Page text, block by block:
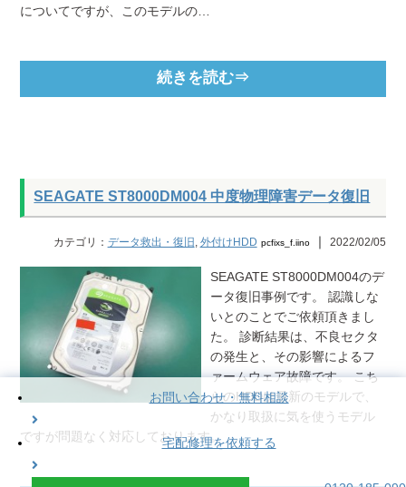
についてですが、このモデルの…
続きを読む⇒
SEAGATE ST8000DM004 中度物理障害データ復旧
カテゴリ： データ救出・復旧 外付けHDD pcfixs_f.iino｜ 2022/02/05
SEAGATE ST8000DM004のデ
ータ復旧事例です。 認識しな
いとのことでご依頼頂きまし
た。 診断結果は、不良セクタ
の発生と、その影響によるフ
ァームウェア故障です。 こち
らのHDDは最新のモデルで、
かなり取扱に気を使うモデル
ですが問題なく対応しております。 …
お問い合わせ・無料相談
宅配修理を依頼する